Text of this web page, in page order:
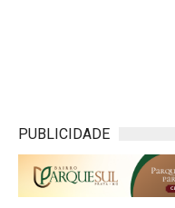
PUBLICIDADE